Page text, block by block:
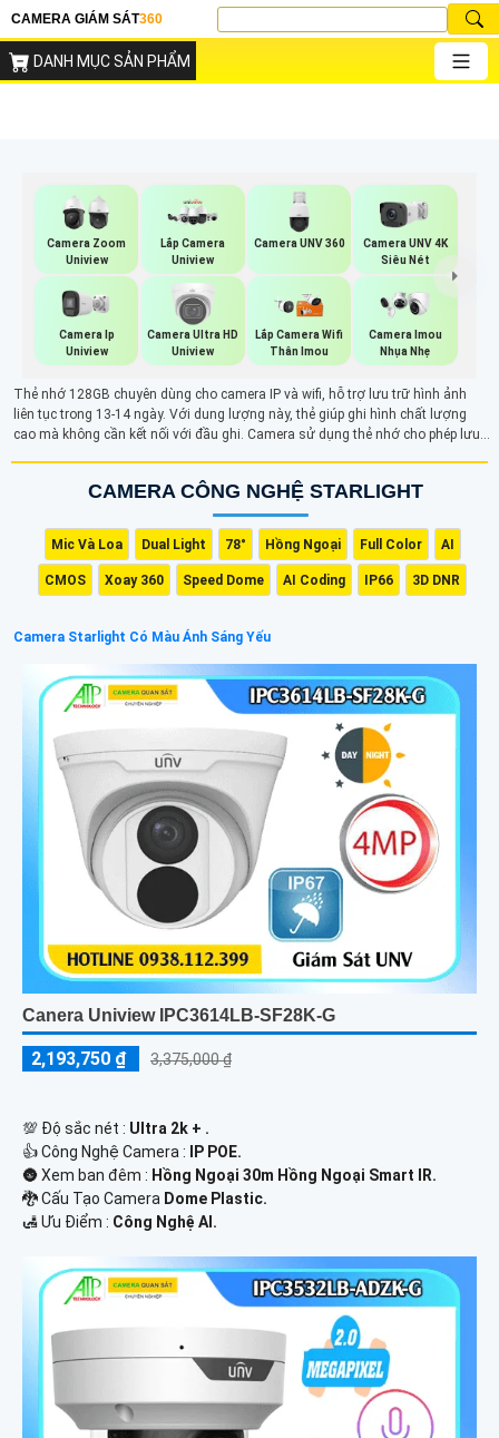
CAMERA GIÁM SÁT360
DANH MỤC SẢN PHẨM
Camera Zoom
Uniview
Lắp Camera
Uniview
Camera UNV 360
Camera UNV 4K
Siêu Nét
Camera Ip
Uniview
Camera Ultra HD
Uniview
Lắp Camera Wifi
Thân Imou
Camera Imou
Nhụa Nhẹ
Thẻ nhớ 128GB chuyên dùng cho camera IP và wifi, hỗ trợ lưu trữ hình ảnh
liên tục trong 13-14 ngày. Với dung lượng này, thẻ giúp ghi hình chất lượng
cao mà không cần kết nối với đầu ghi. Camera sử dụng thẻ nhớ cho phép lưu
yêu cầu giám sát liên tục.
CAMERA CÔNG NGHỆ STARLIGHT
Mic Và Loa Dual Light 78° Hồng Ngoại Full Color AI
CMOS Xoay 360 Speed Dome AI Coding IP66 3D DNR
Camera Starlight Có Màu Ánh Sáng Yếu
Canera Uniview IPC3614LB-SF28K-G
2,193,750 ₫ 3,375,000 ₫
💯 Độ sắc nét : Ultra 2k + .
👍 Công Nghệ Camera :
IP POE.
🌚 Xem ban đêm : Hồng Ngoại 30m Hồng Ngoại Smart IR.
🐉️ Cấu Tạo Camera Dome Plastic.
️🛃 Ưu Điểm : Công Nghệ AI.